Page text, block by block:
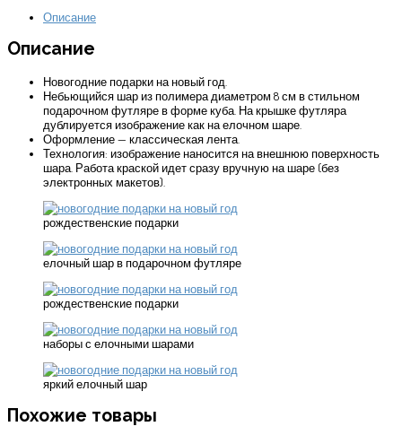
Описание
Описание
Новогодние подарки на новый год.
Небьющийся шар из полимера диаметром 8 см в стильном
подарочном футляре в форме куба. На крышке футляра
дублируется изображение как на елочном шаре.
Оформление — классическая лента.
Технология: изображение наносится на внешнюю поверхность
шара. Работа краской идет сразу вручную на шаре (без
электронных макетов).
рождественские подарки
елочный шар в подарочном футляре
рождественские подарки
наборы с елочными шарами
яркий елочный шар
Похожие товары